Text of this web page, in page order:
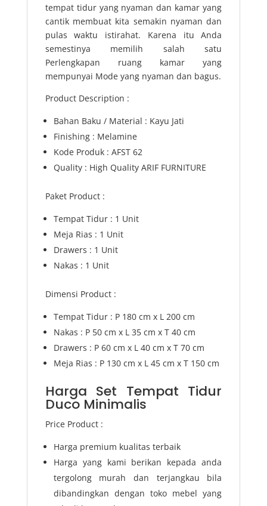
tempat tidur yang nyaman dan kamar yang
cantik membuat kita semakin nyaman dan
pulas waktu istirahat. Karena itu Anda
semestinya memilih salah satu
Perlengkapan ruang kamar yang
mempunyai Mode yang nyaman dan bagus.
Product Description :
Bahan Baku / Material : Kayu Jati
Finishing : Melamine
Kode Produk : AFST 62
Quality : High Quality ARIF FURNITURE
Paket Product :
Tempat Tidur : 1 Unit
Meja Rias : 1 Unit
Drawers : 1 Unit
Nakas : 1 Unit
Dimensi Product :
Tempat Tidur : P 180 cm x L 200 cm
Nakas : P 50 cm x L 35 cm x T 40 cm
Drawers : P 60 cm x L 40 cm x T 70 cm
Meja Rias : P 130 cm x L 45 cm x T 150 cm
Harga Set Tempat Tidur
Duco Minimalis
Price Product :
Harga premium kualitas terbaik
Harga yang kami berikan kepada anda
tergolong murah dan terjangkau bila
dibandingkan dengan toko mebel yang